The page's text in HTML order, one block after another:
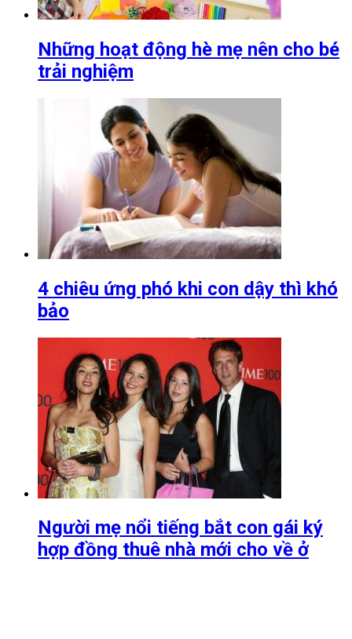
Những hoạt động hè mẹ nên cho bé
trải nghiệm
4 chiêu ứng phó khi con dậy thì khó
bảo
Người mẹ nổi tiếng bắt con gái ký
hợp đồng thuê nhà mới cho về ở